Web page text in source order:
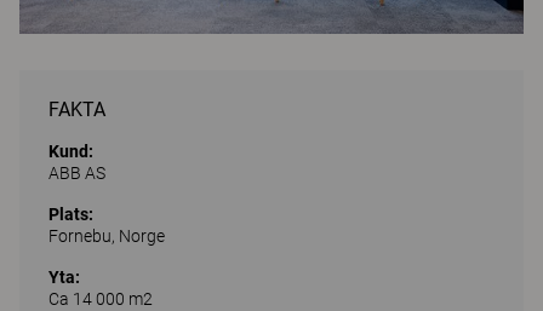
FAKTA
Kund:
ABB AS
Plats:
Fornebu, Norge
Yta:
Ca 14 000 m2